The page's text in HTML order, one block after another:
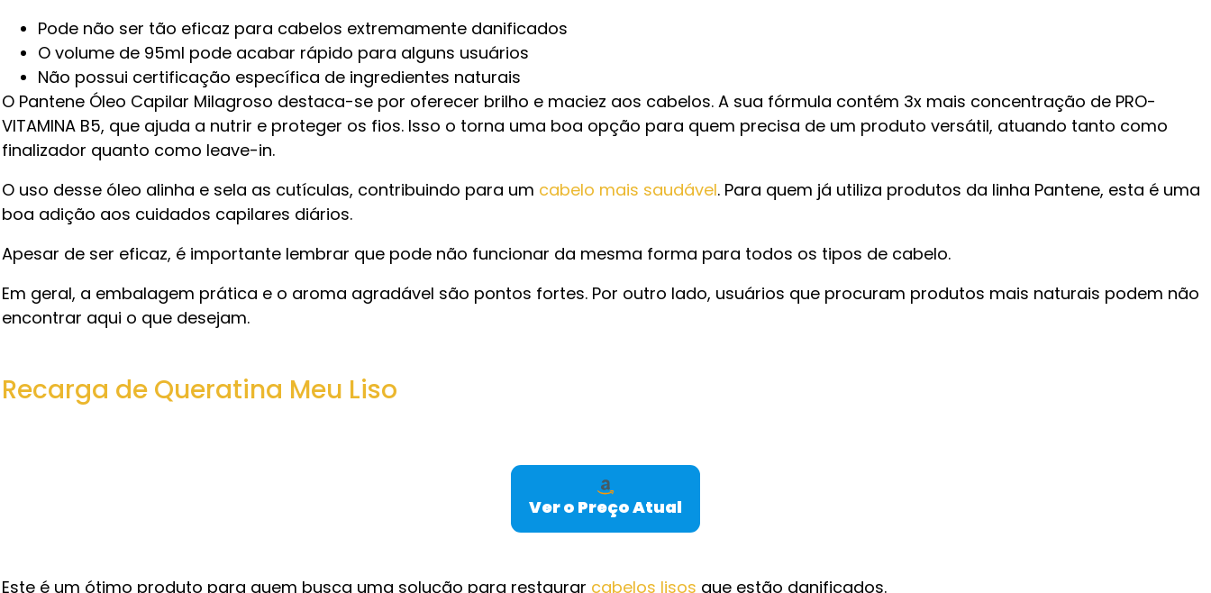
Pode não ser tão eficaz para cabelos extremamente danificados
O volume de 95ml pode acabar rápido para alguns usuários
Não possui certificação específica de ingredientes naturais
O Pantene Óleo Capilar Milagroso destaca-se por oferecer brilho e maciez aos cabelos. A sua fórmula contém 3x mais concentração de PRO-
VITAMINA B5, que ajuda a nutrir e proteger os fios. Isso o torna uma boa opção para quem precisa de um produto versátil, atuando tanto como
finalizador quanto como leave-in.
O uso desse óleo alinha e sela as cutículas, contribuindo para um cabelo mais saudável. Para quem já utiliza produtos da linha Pantene, esta é uma
boa adição aos cuidados capilares diários.
Apesar de ser eficaz, é importante lembrar que pode não funcionar da mesma forma para todos os tipos de cabelo.
Em geral, a embalagem prática e o aroma agradável são pontos fortes. Por outro lado, usuários que procuram produtos mais naturais podem não
encontrar aqui o que desejam.
Recarga de Queratina Meu Liso
Ver o Preço Atual
Este é um ótimo produto para quem busca uma solução para restaurar cabelos lisos que estão danificados.